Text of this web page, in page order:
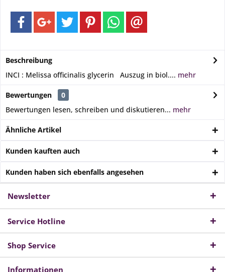
Beschreibung
INCI : Melissa officinalis glycerin Auszug in biol.... mehr
Bewertungen
0
Bewertungen lesen, schreiben und diskutieren... mehr
Ähnliche Artikel
Kunden kauften auch
Kunden haben sich ebenfalls angesehen
Newsletter
Service Hotline
Shop Service
Informationen